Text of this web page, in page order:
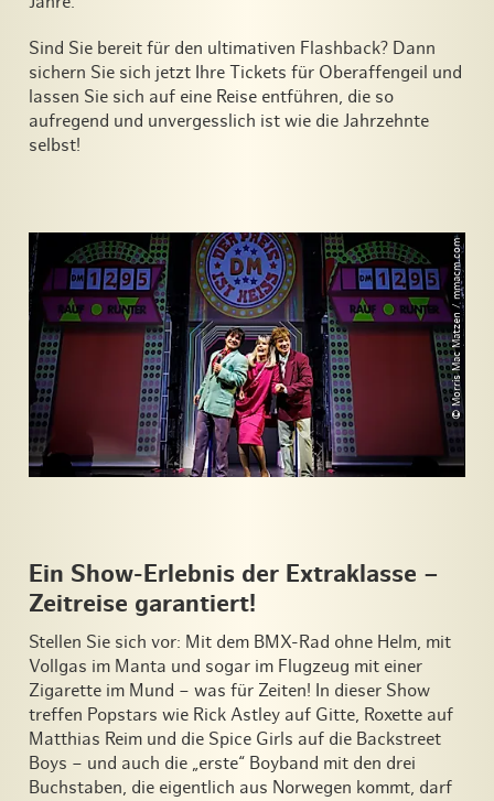
Sind Sie bereit für den ultimativen Flashback? Dann
sichern Sie sich jetzt Ihre Tickets für Oberaffengeil und
lassen Sie sich auf eine Reise entführen, die so
aufregend und unvergesslich ist wie die Jahrzehnte
selbst!
© Morris Mac Matzen / mmacm.com
Ein Show-Erlebnis der Extraklasse –
Zeitreise garantiert!
Stellen Sie sich vor: Mit dem BMX-Rad ohne Helm, mit
Vollgas im Manta und sogar im Flugzeug mit einer
Zigarette im Mund – was für Zeiten! In dieser Show
treffen Popstars wie Rick Astley auf Gitte, Roxette auf
Matthias Reim und die Spice Girls auf die Backstreet
Boys – und auch die „erste“ Boyband mit den drei
Buchstaben, die eigentlich aus Norwegen kommt, darf